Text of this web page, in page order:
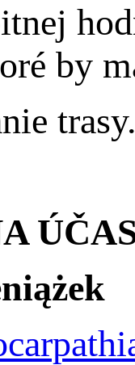
by